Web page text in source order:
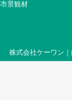
景観材
株式会社ケーワン